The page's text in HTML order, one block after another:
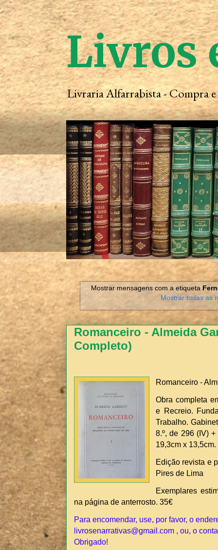
Livros
Livraria Alfarrabista - Compra
Mostrar mensagens com a etiqueta
Mostrar todas as
Romanceiro - Almeida
Completo)
Romanceiro -
Obra completa
e Recreio.
Trabalho.
8.º, de 296 (IV)
19,3cm x
Edição revista e
Pires de Lima
Exemplares
na página de anterrosto. 35€
Para encomendar, use, por favor, o
livrosenarrativas@gmail.com , ou, o
Obrigado!